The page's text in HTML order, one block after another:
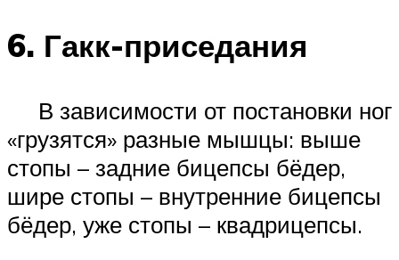
6. Гакк-приседания
В зависимости от постановки ног
«грузятся» разные мышцы: выше
стопы – задние бицепсы бёдер,
шире стопы – внутренние бицепсы
бёдер, уже стопы – квадрицепсы.